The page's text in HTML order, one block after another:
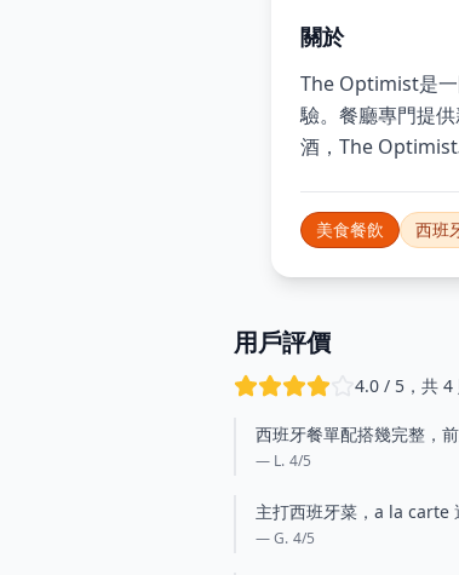
關於
The Optimist是一
驗。餐廳專門提
酒，The Optimist
美食餐飲 西班
用戶評價
4.0 / 5，共 4
西班牙餐單配搭幾完整，
— L. 4/5
主打西班牙菜，a la carte
— G. 4/5